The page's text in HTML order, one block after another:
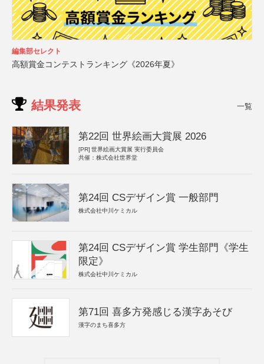
編集部セレクト
高額賞金コンテストランキング《2026年夏》
結果発表 一覧
第22回 世界絵画大賞展 2026
[PR] 世界絵画大賞展 実行委員会
共催：株式会社世界堂
第24回 CSデザイン賞 一般部門
株式会社中川ケミカル
第24回 CSデザイン賞 学生部門《学生
限定》
株式会社中川ケミカル
第71回 喜多方発感じる漢字あそび
漢字のまち喜多方